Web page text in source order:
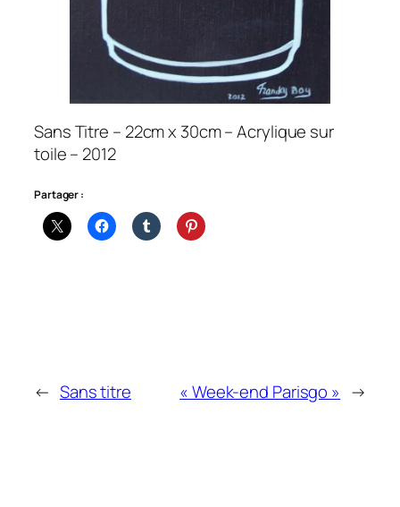
Sans Titre – 22cm x 30cm – Acrylique sur
toile – 2012
Partager :
← Sans titre « Week-end Parisgo » →